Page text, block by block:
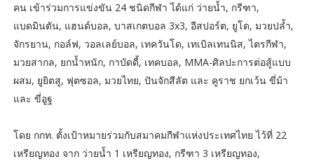
คน เข้าร่วมการแข่งขัน 24 ชนิดกีฬา ได้แก่ ว่ายน้ำ, กรีฑา,
แบดมินตัน, แฮนด์บอล, บาสเกตบอล 3x3, อีสปอร์ต, ยูโด, มวยปล้ำ,
จักรยาน, กอล์ฟ, วอลเลย์บอล, เทควันโด, เทเบิลเทนนิส, ไตรกีฬา,
มวยสากล, ยกน้ำหนัก, กาบัดดี้, เทคบอล, MMA-ศิลปะการต่อสู้แบบ
ผสม, ยูยิตสู, ฟุตซอล, มวยไทย, ปันจักสีลัต และ คูราช ยกเว้น ขี่ม้า
และ ขี่อูฐ
โดย กกท. ตั้งเป้าหมายร่วมกับสมาคมกีฬาแห่งประเทศไทย ไว้ที่ 22
เหรียญทอง จาก ว่ายน้ำ 1 เหรียญทอง, กรีฑา 3 เหรียญทอง,